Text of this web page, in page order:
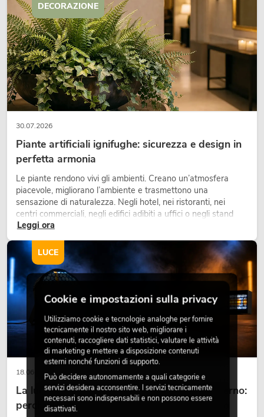
30.07.2026
Piante artificiali ignifughe: sicurezza e design in
perfetta armonia
Le piante rendono vivi gli ambienti. Creano un’atmosfera
piacevole, migliorano l’ambiente e trasmettono una
sensazione di naturalezza. Negli hotel, nei ristoranti, nei
centri commerciali, negli edifici adibiti a uffici o negli stand
fieristici, una vegetazione di alta qualità è ormai parte
integrante dei moderni progetti di arredamento.
Leggi ora
DECORAZIONE
18.06.2026
La luce retrò nel design illuminotecnico moderno:
perché la luce calda torna ad avere successo
LUCE
Cookie e impostazioni sulla privacy
Utilizziamo cookie e tecnologie analoghe per fornire
tecnicamente il nostro sito web, migliorare i
contenuti, raccogliere dati statistici, valutare le attività
di marketing e mettere a disposizione contenuti
esterni nonché funzioni di supporto.
Può decidere autonomamente a quali categorie e
servizi desidera acconsentire. I servizi tecnicamente
necessari sono indispensabili e non possono essere
disattivati.